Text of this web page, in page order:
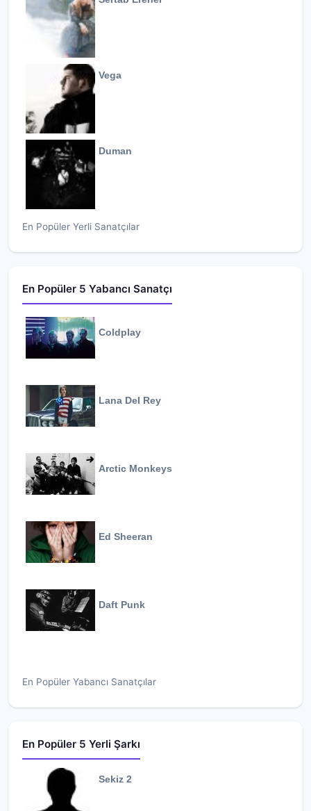
Vega
Duman
En Popüler Yerli Sanatçılar
En Popüler 5 Yabancı Sanatçı
Coldplay
Lana Del Rey
Arctic Monkeys
Ed Sheeran
Daft Punk
En Popüler Yabancı Sanatçılar
En Popüler 5 Yerli Şarkı
Sekiz 2